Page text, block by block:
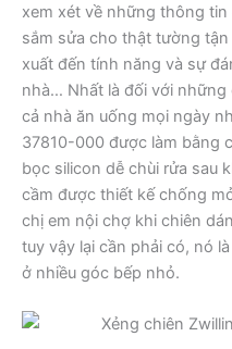
xem xét về những thông
sắm sửa cho thật tường
xuất đến tính năng và sự
nhà… Nhất là đối với
cả nhà ăn uống mọi ngày
37810-000 được làm bằng
bọc silicon dễ chùi rửa sau
cầm được thiết kế chống
chị em nội chợ khi chiên
tuy vậy lại cần phải có, nó
ở nhiều góc bếp nhỏ.